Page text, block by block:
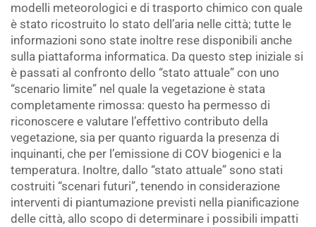
modelli meteorologici e di trasporto chimico con quale
è stato ricostruito lo stato dell’aria nelle città; tutte le
informazioni sono state inoltre rese disponibili anche
sulla piattaforma informatica. Da questo step iniziale si
è passati al confronto dello “stato attuale” con uno
“scenario limite” nel quale la vegetazione è stata
completamente rimossa: questo ha permesso di
riconoscere e valutare l’effettivo contributo della
vegetazione, sia per quanto riguarda la presenza di
inquinanti, che per l’emissione di COV biogenici e la
temperatura. Inoltre, dallo “stato attuale” sono stati
costruiti “scenari futuri”, tenendo in considerazione
interventi di piantumazione previsti nella pianificazione
delle città, allo scopo di determinare i possibili impatti